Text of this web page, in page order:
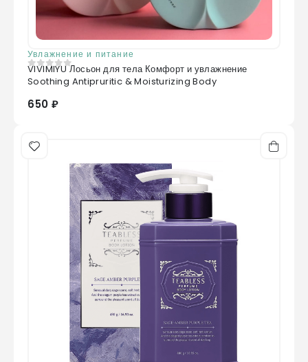
Увлажнение и питание
0 из 5
VIVIMIYU Лосьон для тела Комфорт и увлажнение
Soothing Antipruritic & Moisturizing Body
650 ₽